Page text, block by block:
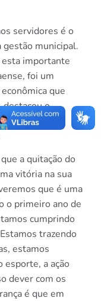
servidores é o
municipal.
esta importante
foi um
que
destacou o
a quitação do
vitória na sua
que é uma
o primeiro ano de
cumprindo
trazendo
estamos
esporte, a ação
dever com os
é que em